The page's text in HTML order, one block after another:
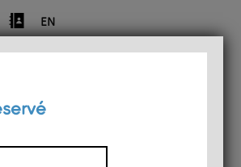
EN
philosophie